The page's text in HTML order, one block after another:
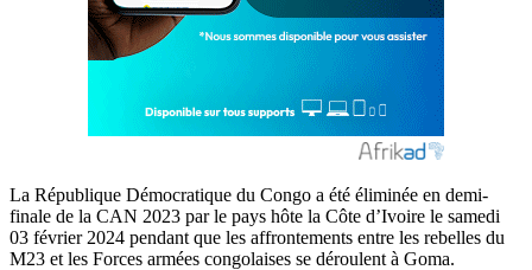
La République Démocratique du Congo a été éliminée en demi-
finale de la CAN 2023 par le pays hôte la Côte d’Ivoire le samedi
03 février 2024 pendant que les affrontements entre les rebelles du
M23 et les Forces armées congolaises se déroulent à Goma.